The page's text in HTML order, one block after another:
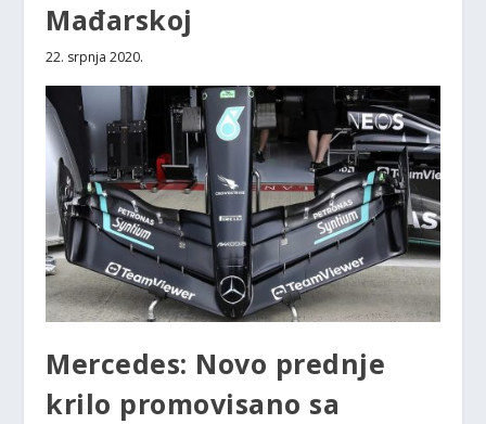
Mađarskoj
22. srpnja 2020.
Mercedes: Novo prednje
krilo promovisano sa